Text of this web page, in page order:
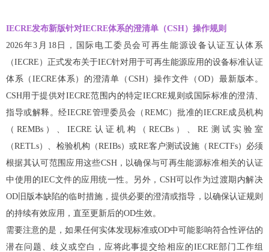
IECRE发布新版针对IECRE体系的澄清单（CSH）操作规则
2026年3月18日，国际电工委员会可再生能源设备认证互认体系
（IECRE）正式发布关于IEC针对用于可再生能源应用的设备标准认证
体系（IECRE体系）的澄清单（CSH）操作文件（OD）最新版本。
CSH用于提供对IECRE范围内的特定IECRE规则或国际标准的澄清、
指导或解释。经IECRE管理委员会（REMC）批准的IECRE成员机构
（REMBs）、IECRE认证机构（RECBs）、RE测试实验室
（RETLs）、检验机构（REIBs）或RE客户测试设施（RECTFs）必须
根据其认可范围应用这些CSH，以确保与可再生能源标准相关的认证
中使用的IEC文件的应用统一性。另外，CSH可以作为过渡期内解决
OD旧版本缺陷的临时措施，提供必要的澄清或指导，以确保认证规则
的持续有效应用，直至更新后的OD生效。
需要注意的是，如果任何实体发现标准或OD中可能影响符合性评估的
潜在问题、歧义或空白，应将此事提交给相应的IECRE部门工作组